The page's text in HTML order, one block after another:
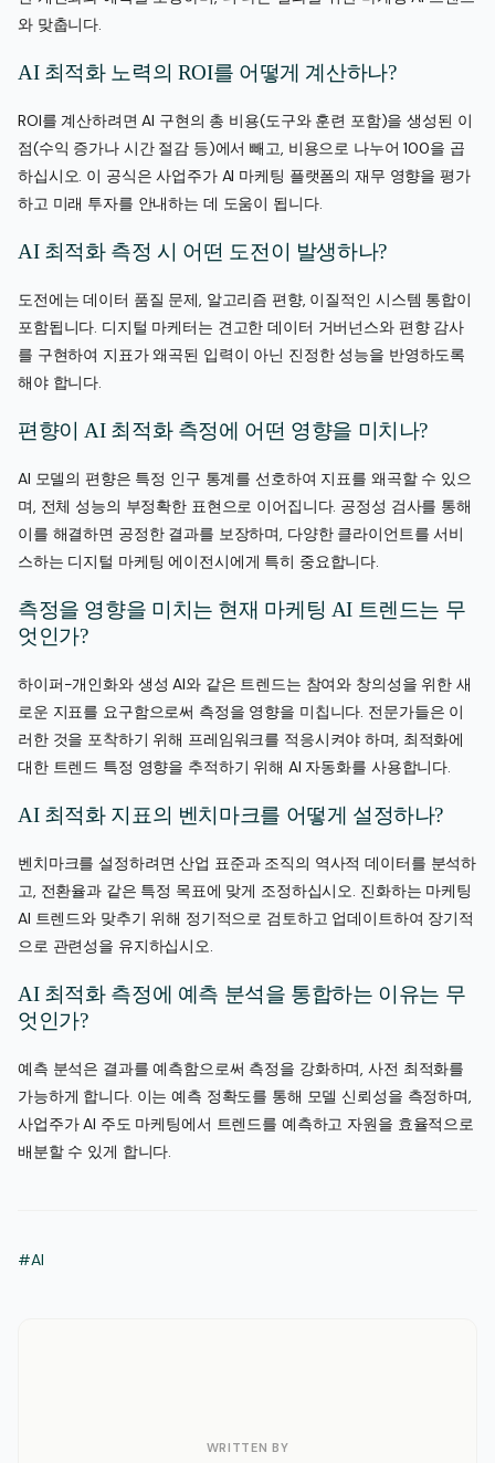
와 맞춥니다.
AI 최적화 노력의 ROI를 어떻게 계산하나?
ROI를 계산하려면 AI 구현의 총 비용(도구와 훈련 포함)을 생성된 이
점(수익 증가나 시간 절감 등)에서 빼고, 비용으로 나누어 100을 곱
하십시오. 이 공식은 사업주가 AI 마케팅 플랫폼의 재무 영향을 평가
하고 미래 투자를 안내하는 데 도움이 됩니다.
AI 최적화 측정 시 어떤 도전이 발생하나?
도전에는 데이터 품질 문제, 알고리즘 편향, 이질적인 시스템 통합이
포함됩니다. 디지털 마케터는 견고한 데이터 거버넌스와 편향 감사
를 구현하여 지표가 왜곡된 입력이 아닌 진정한 성능을 반영하도록
해야 합니다.
편향이 AI 최적화 측정에 어떤 영향을 미치나?
AI 모델의 편향은 특정 인구 통계를 선호하여 지표를 왜곡할 수 있으
며, 전체 성능의 부정확한 표현으로 이어집니다. 공정성 검사를 통해
이를 해결하면 공정한 결과를 보장하며, 다양한 클라이언트를 서비
스하는 디지털 마케팅 에이전시에게 특히 중요합니다.
측정을 영향을 미치는 현재 마케팅 AI 트렌드는 무
엇인가?
하이퍼-개인화와 생성 AI와 같은 트렌드는 참여와 창의성을 위한 새
로운 지표를 요구함으로써 측정을 영향을 미칩니다. 전문가들은 이
러한 것을 포착하기 위해 프레임워크를 적응시켜야 하며, 최적화에
대한 트렌드 특정 영향을 추적하기 위해 AI 자동화를 사용합니다.
AI 최적화 지표의 벤치마크를 어떻게 설정하나?
벤치마크를 설정하려면 산업 표준과 조직의 역사적 데이터를 분석하
고, 전환율과 같은 특정 목표에 맞게 조정하십시오. 진화하는 마케팅
AI 트렌드와 맞추기 위해 정기적으로 검토하고 업데이트하여 장기적
으로 관련성을 유지하십시오.
AI 최적화 측정에 예측 분석을 통합하는 이유는 무
엇인가?
예측 분석은 결과를 예측함으로써 측정을 강화하며, 사전 최적화를
가능하게 합니다. 이는 예측 정확도를 통해 모델 신뢰성을 측정하며,
사업주가 AI 주도 마케팅에서 트렌드를 예측하고 자원을 효율적으로
배분할 수 있게 합니다.
#AI
WRITTEN BY